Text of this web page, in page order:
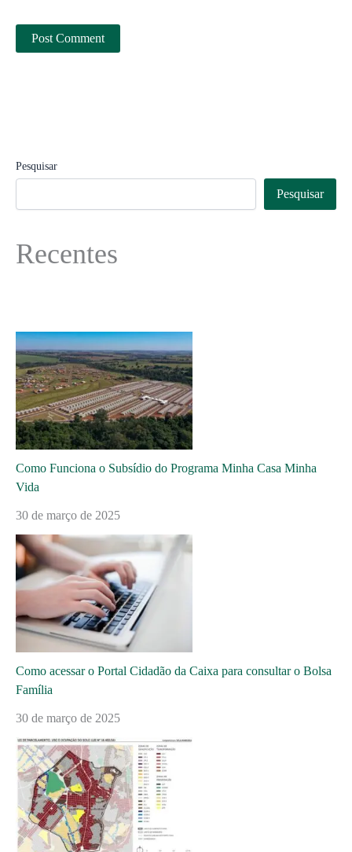
Pesquisar
Pesquisar
Recentes
Como Funciona o Subsídio do Programa Minha Casa Minha
Vida
30 de março de 2025
Como acessar o Portal Cidadão da Caixa para consultar o Bolsa
Família
30 de março de 2025